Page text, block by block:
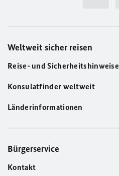
Weltweit sicher reisen
Reise- und Sicherheitshinweise
Konsulatfinder weltweit
Länderinformationen
Bürgerservice
Kontakt